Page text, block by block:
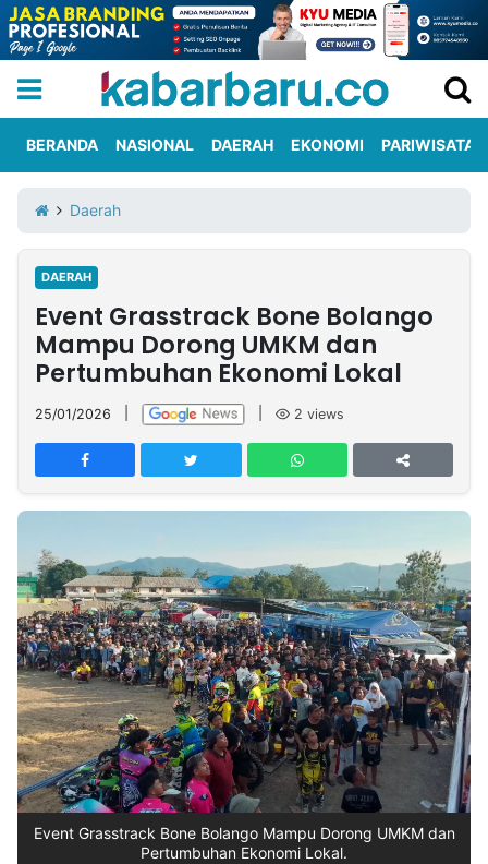
Iklan
Berita
Kami
Nasional
International
Olahraga
Entertainment
Daerah
Pariwisata
Kuliner
Kolom
Network
PT
TREETAN
INDONESIA
Partner
Insight
NTB
Suara
Time
Lens
IDN
Daily
Jogja
Jalan
Rakyat
Idealita
News
Kita
Notice
Dinamikapost.com
Radar
Baru
Seedbacklink
Follow
Kabarbaru
BERANDA NASIONAL DAERAH EKONOMI PARIWISATA
Daerah
DAERAH
Event Grasstrack Bone Bolango
Mampu Dorong UMKM dan
Pertumbuhan Ekonomi Lokal
25/01/2026 2 views
Event Grasstrack Bone Bolango Mampu Dorong UMKM dan
Pertumbuhan Ekonomi Lokal.